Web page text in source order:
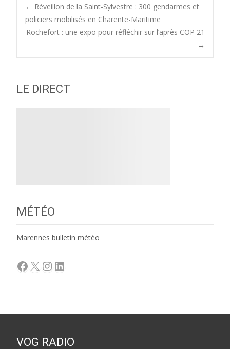
Post
navigation
← Réveillon de la Saint-Sylvestre : 300 gendarmes et
policiers mobilisés en Charente-Maritime
Rochefort : une expo pour réfléchir sur l’après COP 21
→
LE DIRECT
MÉTÉO
Marennes bulletin météo
Facebook
X Instagram
LinkedIn
VOG RADIO